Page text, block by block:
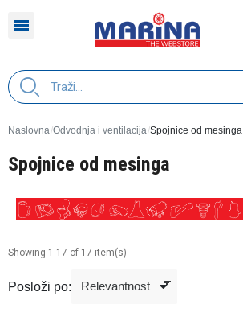
Naslovna Odvodnja i ventilacija Spojnice od mesinga
Spojnice od mesinga
Showing 1-17 of 17 item(s)
Posloži po: